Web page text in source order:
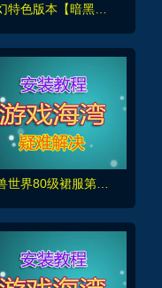
梦幻特色版本【暗黑西游】暗黑副本-大陆-神器-称号等众多新鲜玩法，带全套源码及外网架设教程
魔兽世界80级裙服第九版，非常经典耐玩,带商城,转职,多功能宝石等+注册站+玩法攻略及全套清档架设教程